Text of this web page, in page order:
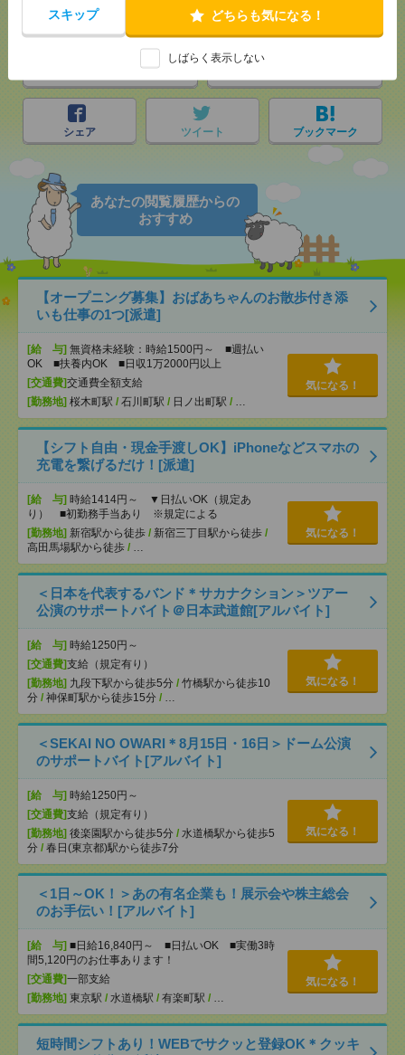
スキップ どちらも気になる！
しばらく表示しない
気になる！
で送る
シェア ツイート ブックマーク
あなたの閲覧履歴からの
おすすめ
【オープニング募集】おばあちゃんのお散歩付き添
いも仕事の1つ[派遣]
[給 与] 無資格未経験：時給1500円～ ■週払い
OK ■扶養内OK ■日収1万2000円以上
[交通費]交通費全額支給
[勤務地] 桜木町駅 / 石川町駅 / 日ノ出町駅 / …
気になる！
【シフト自由・現金手渡しOK】iPhoneなどスマホの
充電を繋げるだけ！[派遣]
[給 与] 時給1414円～ ▼日払いOK（規定あ
り） ■初勤務手当あり ※規定による
[勤務地] 新宿駅から徒歩 / 新宿三丁目駅から徒歩 /
高田馬場駅から徒歩 / …
気になる！
＜日本を代表するバンド＊サカナクション＞ツアー
公演のサポートバイト＠日本武道館[アルバイト]
[給 与] 時給1250円～
[交通費]支給（規定有り）
[勤務地] 九段下駅から徒歩5分 / 竹橋駅から徒歩10
分 / 神保町駅から徒歩15分 / …
気になる！
＜SEKAI NO OWARI＊8月15日・16日＞ドーム公演
のサポートバイト[アルバイト]
[給 与] 時給1250円～
[交通費]支給（規定有り）
[勤務地] 後楽園駅から徒歩5分 / 水道橋駅から徒歩5
分 / 春日(東京都)駅から徒歩7分
気になる！
＜1日～OK！＞あの有名企業も！展示会や株主総会
のお手伝い！[アルバイト]
[給 与] ■日給16,840円～ ■日払いOK ■実働3時
間5,120円のお仕事あります！
[交通費]一部支給
[勤務地] 東京駅 / 水道橋駅 / 有楽町駅 / …
気になる！
短時間シフトあり！WEBでサクッと登録OK＊クッキ